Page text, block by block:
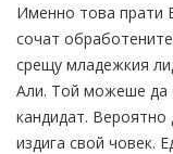
Именно това прати
сочат
срещу младежкия
Али. Той можеше да
кандидат.
издига свой човек.